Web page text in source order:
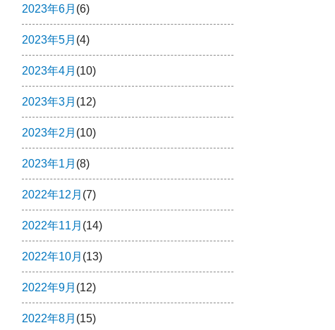
2023年6月 (6)
2023年5月 (4)
2023年4月 (10)
2023年3月 (12)
2023年2月 (10)
2023年1月 (8)
2022年12月 (7)
2022年11月 (14)
2022年10月 (13)
2022年9月 (12)
2022年8月 (15)